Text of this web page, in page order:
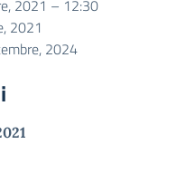
2021 – 12:30
2021
2024